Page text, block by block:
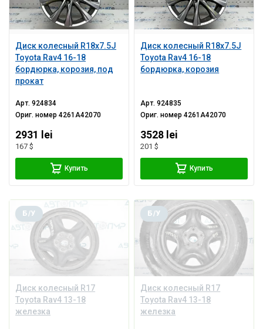
Диск колесный R18х7.5J
Toyota Rav4 16-18
бордюрка, корозия, под
прокат
Арт.924834
Ориг. номер4261A42070
2931 lei
167 $
Купить
Диск колесный R18х7.5J
Toyota Rav4 16-18
бордюрка, корозия
Арт.924835
Ориг. номер4261A42070
3528 lei
201 $
Купить
Диск колесный R17
Toyota Rav4 13-18
железка
Б/У
Диск колесный R17
Toyota Rav4 13-18
железка
Б/У